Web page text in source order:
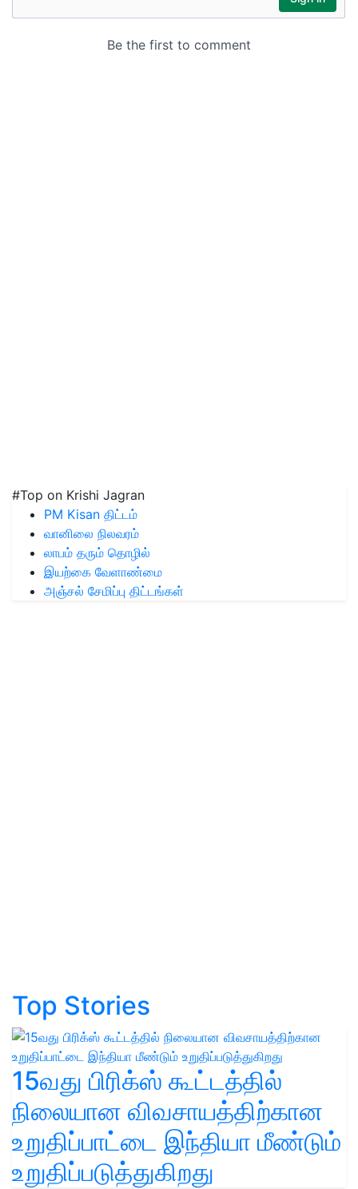
#Top on Krishi Jagran
PM Kisan திட்டம்
வானிலை நிலவரம்
லாபம் தரும் தொழில்
இயற்கை வேளாண்மை
அஞ்சல் சேமிப்பு திட்டங்கள்
Top Stories
15வது பிரிக்ஸ் கூட்டத்தில்
நிலையான விவசாயத்திற்கான
உறுதிப்பாட்டை இந்தியா மீண்டும்
உறுதிப்படுத்துகிறது